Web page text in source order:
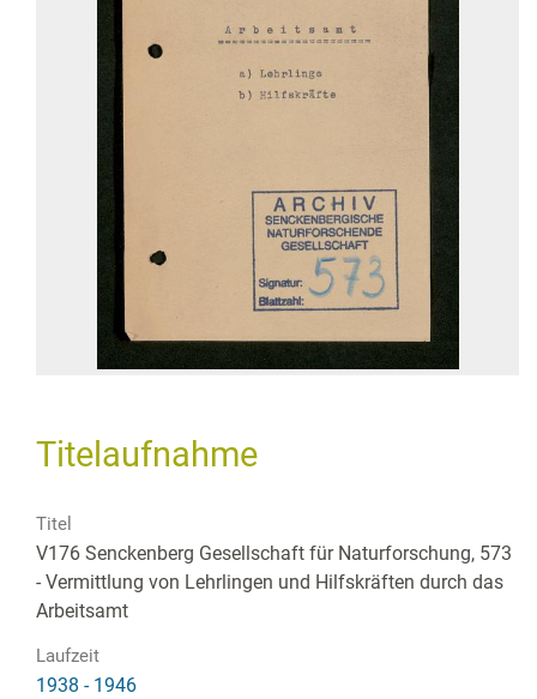
Titelaufnahme
Titel
V176 Senckenberg Gesellschaft für Naturforschung, 573
- Vermittlung von Lehrlingen und Hilfskräften durch das
Arbeitsamt
Laufzeit
1938 - 1946